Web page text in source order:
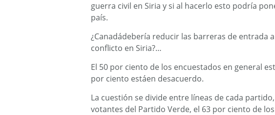
guerra civil en Siria y si al hacerlo esto podría
país.
¿Canadádebería reducir las barreras de entrada
conflicto en Siria?…
El 50 por ciento de los encuestados en general
por ciento estáen desacuerdo.
La cuestión se divide entre líneas de cada
votantes del Partido Verde, el 63 por ciento de